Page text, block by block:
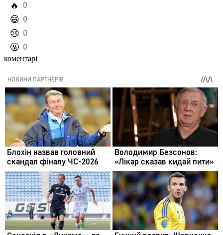
️🔥 0
️😄 0
️😢 0
️🤬 0
коментарі